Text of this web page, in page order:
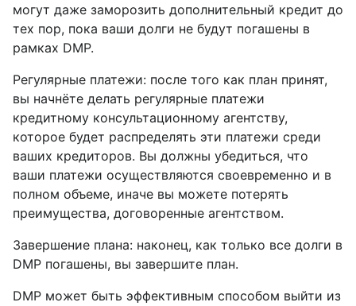
могут даже заморозить дополнительный кредит до
тех пор, пока ваши долги не будут погашены в
рамках DMP.
Регулярные платежи: после того как план принят,
вы начнёте делать регулярные платежи
кредитному консультационному агентству,
которое будет распределять эти платежи среди
ваших кредиторов. Вы должны убедиться, что
ваши платежи осуществляются своевременно и в
полном объеме, иначе вы можете потерять
преимущества, договоренные агентством.
Завершение плана: наконец, как только все долги в
DMP погашены, вы завершите план.
DMP может быть эффективным способом выйти из